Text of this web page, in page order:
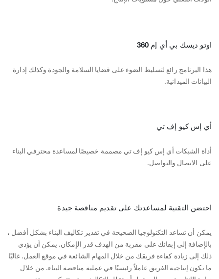
اوتو ديسك بي أي إم 360
هذا البرنامج رائع لتسليط الضوء على قضايا السلامة والجودة وكذلك إدارة
البيانات الميدانية.
أي إس كيو إف تي
أداة الشبكات أي إس كيو إف تي مصممة خصيصًا لمساعدة محترفي البناء
على الاتصال والتواصل.
احتضن التقنية لمساعدتك على تقديم مناقصة جيدة
يمكن أن تساعد التكنولوجيا الصحيحة في تقدير تكاليف البناء بشكل أفضل ،
بالإضافة إلى إبقائك على مقربة من الهدف قدر الإمكان. يمكن أن يؤدي
ذلك إلى زيادة كفاءة فريقك من خلال المهام الشائعة في موقع العمل. غالبًا
ما تكون إنتاجية الفريق عاملاً رئيسيًا في عملية مناقصة البناء. من خلال